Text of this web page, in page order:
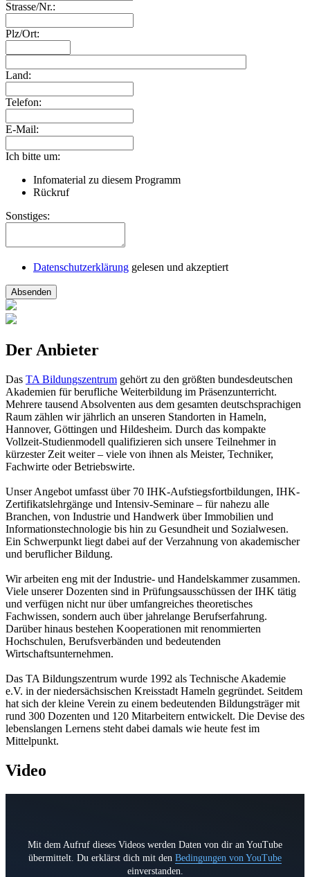
Strasse/Nr.:
Plz/Ort:
Land:
Telefon:
E-Mail:
Ich bitte um:
Infomaterial zu diesem Programm
Rückruf
Sonstiges:
Datenschutzerklärung gelesen und akzeptiert
Absenden
Der Anbieter
Das TA Bildungszentrum gehört zu den größten bundesdeutschen
Akademien für berufliche Weiterbildung im Präsenzunterricht.
Mehrere tausend Absolventen aus dem gesamten deutschsprachigen
Raum zählen wir jährlich an unseren Standorten in Hameln,
Hannover, Göttingen und Hildesheim. Durch das kompakte
Vollzeit-Studienmodell qualifizieren sich unsere Teilnehmer in
kürzester Zeit weiter – viele von ihnen als Meister, Techniker,
Fachwirte oder Betriebswirte.
Unser Angebot umfasst über 70 IHK-Aufstiegsfortbildungen, IHK-
Zertifikatslehrgänge und Intensiv-Seminare – für nahezu alle
Branchen, von Industrie und Handwerk über Immobilien und
Informationstechnologie bis hin zu Gesundheit und Sozialwesen.
Ein Schwerpunkt liegt dabei auf der Verzahnung von akademischer
und beruflicher Bildung.
Wir arbeiten eng mit der Industrie- und Handelskammer zusammen.
Viele unserer Dozenten sind in Prüfungsausschüssen der IHK tätig
und verfügen nicht nur über umfangreiches theoretisches
Fachwissen, sondern auch über jahrelange Berufserfahrung.
Darüber hinaus bestehen Kooperationen mit renommierten
Hochschulen, Berufsverbänden und bedeutenden
Wirtschaftsunternehmen.
Das TA Bildungszentrum wurde 1992 als Technische Akademie
e.V. in der niedersächsischen Kreisstadt Hameln gegründet. Seitdem
hat sich der kleine Verein zu einem bedeutenden Bildungsträger mit
rund 300 Dozenten und 120 Mitarbeitern entwickelt. Die Devise des
lebenslangen Lernens steht dabei damals wie heute fest im
Mittelpunkt.
Video
Mit dem Aufruf dieses Videos werden Daten von dir an YouTube
übermittelt. Du erklärst dich mit den Bedingungen von YouTube
einverstanden.